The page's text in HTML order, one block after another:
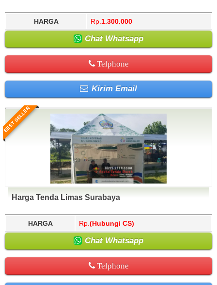
HARGA Rp. 1.300.000
Chat Whatsapp
Telphone
Kirim Email
BEST SELLER
Harga Tenda Limas Surabaya
HARGA Rp. (Hubungi CS)
Chat Whatsapp
Telphone